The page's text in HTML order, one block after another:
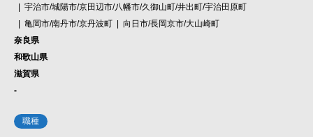
宇治市/城陽市/京田辺市/八幡市/久御山町/井出町/宇治田原町
亀岡市/南丹市/京丹波町
向日市/長岡京市/大山崎町
奈良県
和歌山県
滋賀県
-
職種